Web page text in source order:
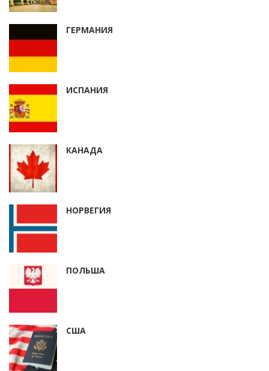
ГЕРМАНИЯ
ИСПАНИЯ
КАНАДА
НОРВЕГИЯ
ПОЛЬША
США